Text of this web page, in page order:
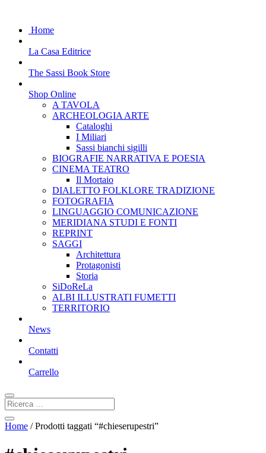
Home
La Casa Editrice
The Sassi Book Store
Shop Online
A TAVOLA
ARCHEOLOGIA ARTE
Cataloghi
I Miliari
Sassi bianchi sigilli
BIOGRAFIE NARRATIVA E POESIA
CINEMA TEATRO
Il Mortaio
DIALETTO FOLKLORE TRADIZIONE
FOTOGRAFIA
LINGUAGGIO COMUNICAZIONE
MERIDIANA STUDI E FONTI
REPRINT
SAGGI
Architettura
Protagonisti
Storia
SiDoReLa
ALBI ILLUSTRATI FUMETTI
TERRITORIO
News
Contatti
Carrello
Home / Prodotti taggati “#chieserupestri”